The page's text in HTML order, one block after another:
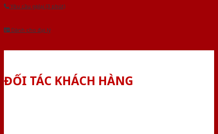
Yêu cầu gọi lại (3 phút)
Dành cho đại lý
ĐỐI TÁC KHÁCH HÀNG